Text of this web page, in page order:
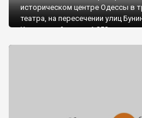
историческом центре Одессы в
театра, на пересечении улиц
Концертный зал на 1 050 мест по